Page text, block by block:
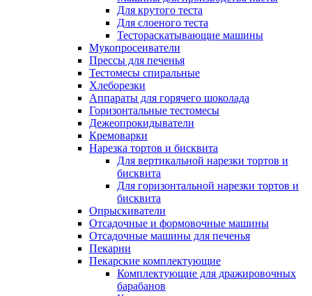
Для крутого теста
Для слоеного теста
Тестораскатывающие машины
Мукопросеиватели
Прессы для печенья
Тестомесы спиральные
Хлеборезки
Аппараты для горячего шоколада
Горизонтальные тестомесы
Дежеопрокидыватели
Кремоварки
Нарезка тортов и бисквита
Для вертикальной нарезки тортов и
бисквита
Для горизонтальной нарезки тортов и
бисквита
Опрыскиватели
Отсадочные и формовочные машины
Отсадочные машины для печенья
Пекарни
Пекарские комплектующие
Комплектующие для дражировочных
барабанов